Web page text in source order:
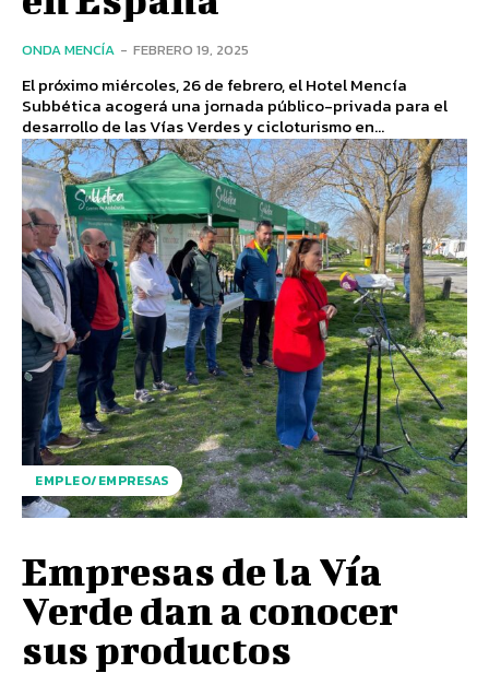
ONDA MENCÍA - FEBRERO 19, 2025
El próximo miércoles, 26 de febrero, el Hotel Mencía
Subbética acogerá una jornada público-privada para el
desarrollo de las Vías Verdes y cicloturismo en...
EMPLEO/EMPRESAS
Empresas de la Vía
Verde dan a conocer
sus productos